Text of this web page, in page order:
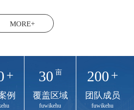
MORE+
+
例
30 亩
覆盖区域
fuwikehu
200 +
团队成员
fuwikehu